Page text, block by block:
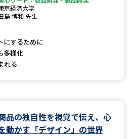
新学年スタート号特集ページ
夢ナビライブ
京経済大学
島 博和 先生
にするために
多様化
れる
品の独自性を視覚で伝え、心
動かす「デザイン」の世界